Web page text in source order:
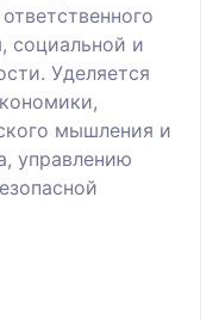
социальной и
Уделяется
мышления и
управлению